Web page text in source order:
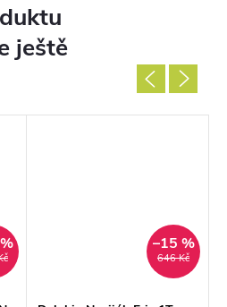
ještě
646 Kč
–15 %